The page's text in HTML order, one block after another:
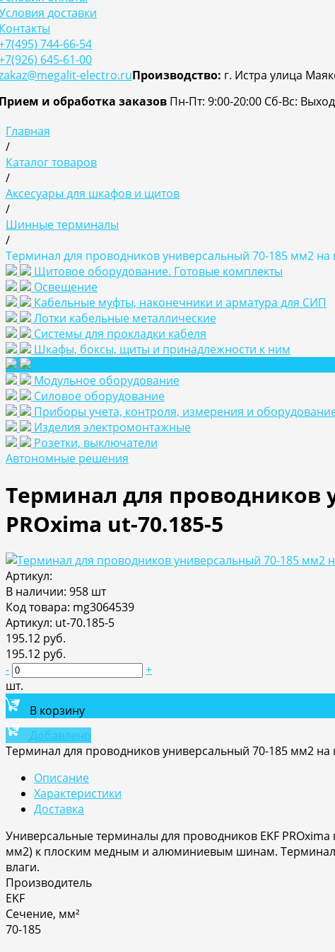
доставки
744-66-54
645-61-00
electro.ruПроизводство: г. Истра улица
и обработка заказов Пн-Пт: 9:00-20:00 Cб-Вс:
Главная
/
Каталог товаров
/
Аксесуары для шкафов и щитов
/
Шинные терминалы
/
Терминал для проводников универсальный 70-185 мм2 на
Щитовое оборудование. Готовые комплекты
Освещение
Кабельные муфты, наконечники и арматура для СИП
Лотки кабельные металлические
Системы для прокладки кабеля
Шкафы, боксы, щиты и принадлежности к ним
Модульное оборудование
Силовое оборудование
Приборы учета, контроля, измерения и
Изделия электромонтажные
Розетки, выключатели
Автономные решения
Терминал для проводников
PROxima ut-70.185-5
Артикул:
В наличии: 958 шт
Код товара: mg3064539
Артикул: ut-70.185-5
195.12 руб.
195.12 руб.
-
+
шт.
В корзину
Добавлено
Терминал для проводников универсальный 70-185 мм2 на
Описание
Характеристики
Доставка
Универсальные терминалы для проводников EKF
мм2) к плоским медным и алюминиевым шинам.
влаги.
Производитель
EKF
Сечение, мм²
70-185